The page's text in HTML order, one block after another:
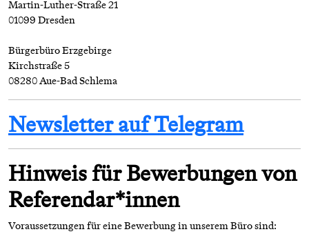
Martin-Luther-Straße 21
01099 Dresden
Bürgerbüro Erzgebirge
Kirchstraße 5
08280 Aue-Bad Schlema
Newsletter auf Telegram
Hinweis für Bewerbungen von
Referendar*innen
Voraussetzungen für eine Bewerbung in unserem Büro sind: